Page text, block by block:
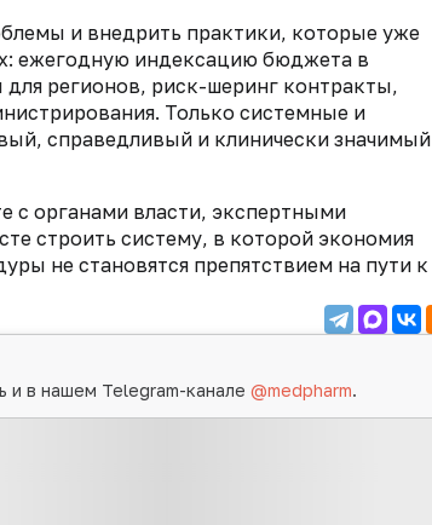
и внедрить практики, которые уже
ежегодную индексацию бюджета в
регионов, риск-шеринг контракты,
Только системные и
справедливый и клинически значимый
с органами власти, экспертными
строить систему, в которой экономия
не становятся препятствием на пути к
и в нашем Telegram-канале@medpharm.